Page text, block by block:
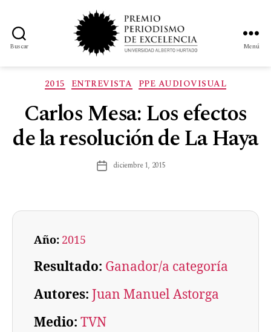
Buscar Menú
2015 ENTREVISTA PPE AUDIOVISUAL
Carlos Mesa: Los efectos
de la resolución de La Haya
diciembre 1, 2015
Año: 2015
Resultado: Ganador/a categoría
Autores: Juan Manuel Astorga
Medio: TVN